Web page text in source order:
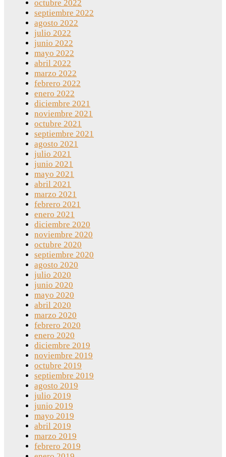
octubre 2022
septiembre 2022
agosto 2022
julio 2022
junio 2022
mayo 2022
abril 2022
marzo 2022
febrero 2022
enero 2022
diciembre 2021
noviembre 2021
octubre 2021
septiembre 2021
agosto 2021
julio 2021
junio 2021
mayo 2021
abril 2021
marzo 2021
febrero 2021
enero 2021
diciembre 2020
noviembre 2020
octubre 2020
septiembre 2020
agosto 2020
julio 2020
junio 2020
mayo 2020
abril 2020
marzo 2020
febrero 2020
enero 2020
diciembre 2019
noviembre 2019
octubre 2019
septiembre 2019
agosto 2019
julio 2019
junio 2019
mayo 2019
abril 2019
marzo 2019
febrero 2019